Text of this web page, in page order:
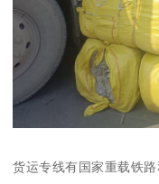
货运专线有国家重载铁